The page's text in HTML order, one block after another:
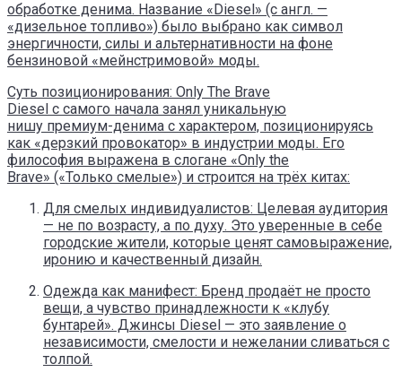
обработке денима. Название «Diesel» (с англ. —
«дизельное топливо») было выбрано как символ
энергичности, силы и альтернативности на фоне
бензиновой «мейнстримовой» моды.
Суть позиционирования: Only The Brave
Diesel с самого начала занял уникальную
нишу премиум-денима с характером, позиционируясь
как «дерзкий провокатор» в индустрии моды. Его
философия выражена в слогане «Only the
Brave» («Только смелые») и строится на трёх китах:
Для смелых индивидуалистов: Целевая аудитория
— не по возрасту, а по духу. Это уверенные в себе
городские жители, которые ценят самовыражение,
иронию и качественный дизайн.
Одежда как манифест: Бренд продаёт не просто
вещи, а чувство принадлежности к «клубу
бунтарей». Джинсы Diesel — это заявление о
независимости, смелости и нежелании сливаться с
толпой.